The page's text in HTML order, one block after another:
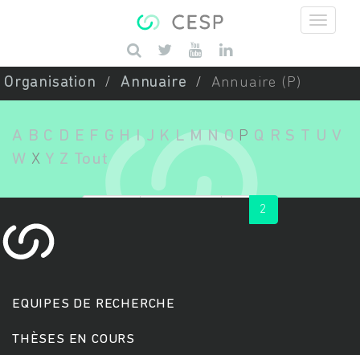
Saisissez vos mots-clés
Organisation Annuaire Annuaire (P)
A B C D E F G H I J K L M N O P Q R S T U V
W X Y Z Tout
2
EQUIPES DE RECHERCHE
THÈSES EN COURS